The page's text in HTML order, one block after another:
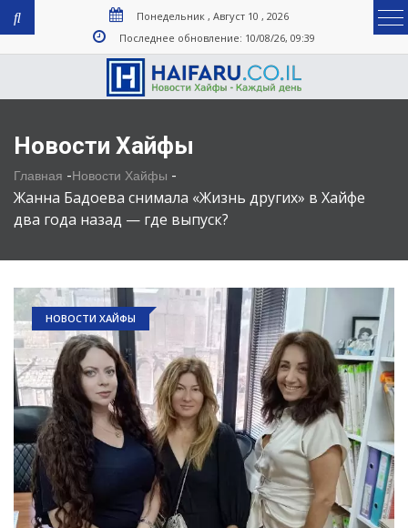
Понедельник , Август 10 , 2026
Последнее обновление: 10/08/26, 09:39
Новости Хайфы
Главная -Новости Хайфы -
Жанна Бадоева снимала «Жизнь других» в Хайфе
два года назад — где выпуск?
НОВОСТИ ХАЙФЫ